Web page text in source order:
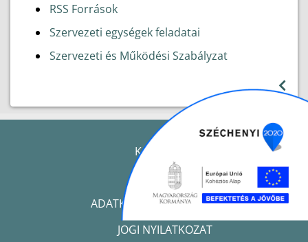
RSS Források
Szervezeti egységek feladatai
Szervezeti és Működési Szabályzat
KAPCSOLAT
IMPRESSZUM
ADATKEZELÉSI TÁJÉKOZTATÓ
JOGI NYILATKOZAT